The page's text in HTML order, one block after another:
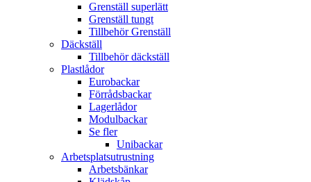
Grenställ superlätt
Grenställ tungt
Tillbehör Grenställ
Däckställ
Tillbehör däckställ
Plastlådor
Eurobackar
Förrådsbackar
Lagerlådor
Modulbackar
Se fler
Unibackar
Arbetsplatsutrustning
Arbetsbänkar